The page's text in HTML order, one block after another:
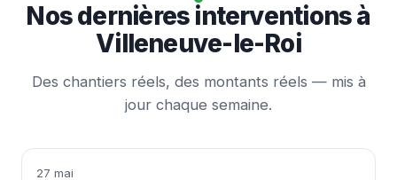
Nos dernières interventions à
Villeneuve-le-Roi
Des chantiers réels, des montants réels — mis à
jour chaque semaine.
27 mai